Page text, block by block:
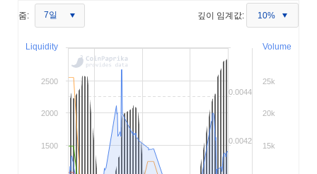
줌: 7일 깊이 임계값: 10%
Volume
Liquidity
0.0042
0.0044
15k
20k
25k
1500
2000
2500